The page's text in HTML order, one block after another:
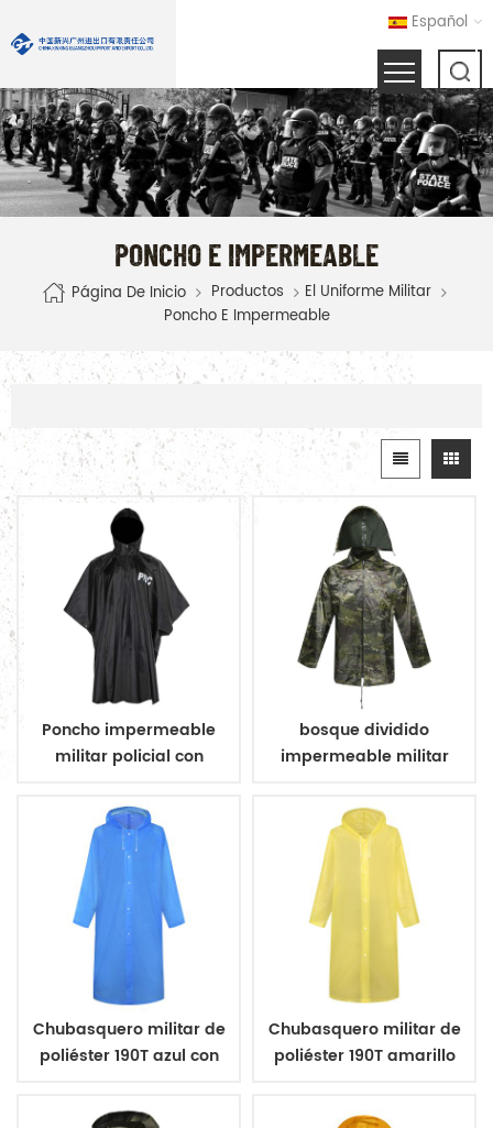
Español
PONCHO E IMPERMEABLE
Página De Inicio Productos
El Uniforme Militar
Poncho E Impermeable
Poncho impermeable
militar policial con
impermeable negro
bosque dividido
impermeable militar
Chubasquero militar de
poliéster 190T azul con
Chubasquero militar de
poliéster 190T amarillo
PVC